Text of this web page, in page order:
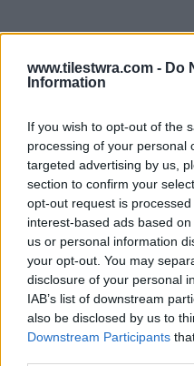
www.tilestwra.com - Do
Information
If you wish to opt-out of the
processing of your personal
targeted advertising by us,
section to confirm your
opt-out request is
interest-based ads based
us or personal information
your opt-out. You may
disclosure of your personal
IAB’s list of downstream
also be disclosed by us to
Downstream Participants
λογαριασμοί
Η εισπρακτική
κυκλώματος
– Υπηρεσιών άμεσης